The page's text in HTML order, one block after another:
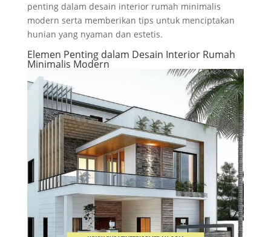
penting dalam desain interior rumah minimalis
modern serta memberikan tips untuk menciptakan
hunian yang nyaman dan estetis.
Elemen Penting dalam Desain Interior Rumah
Minimalis Modern